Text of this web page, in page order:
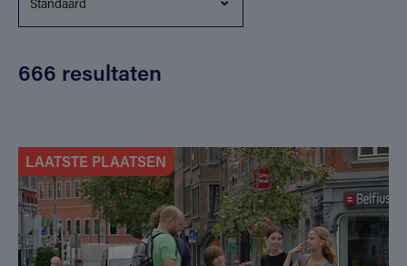
666 resultaten
LAATSTE PLAATSEN